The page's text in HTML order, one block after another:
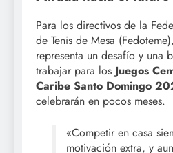
Para los directivos de la
de Tenis de Mesa
representa un desafío y una
trabajar para los Juegos
Caribe Santo Domingo
celebrarán en pocos meses.
«Competir en casa
motivación extra, y